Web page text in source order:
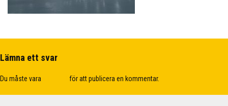
Lämna ett svar
Du måste vara för att publicera en kommentar.